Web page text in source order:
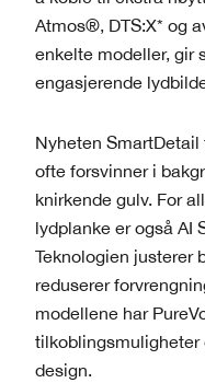
Atmos®, DTS:X* og
enkelte modeller, gir
engasjerende
Nyheten
ofte forsvinner i
knirkende gulv. For
lydplanke er også AI
Teknologien justerer
reduserer
modellene har
tilkoblingsmuligheter
design.